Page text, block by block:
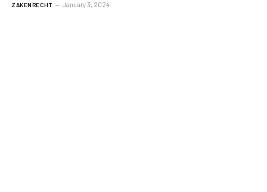
ZAKENRECHT January 3, 2024